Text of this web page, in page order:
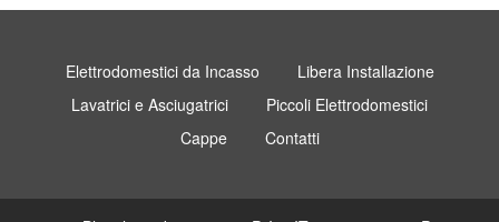
Elettrodomestici da Incasso
Libera Installazione
Lavatrici e Asciugatrici
Piccoli Elettrodomestici
Cappe
Contatti